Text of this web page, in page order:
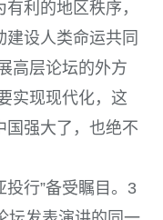
利的地区秩序，
设人类命运共同
高层论坛的外方
实现现代化，这
国强大了，也绝不
投行”备受瞩目。3